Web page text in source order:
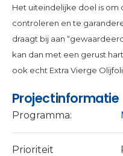
Het uiteindelijke doel is om
controleren en te
draagt bij aan
kan dan met een gerust
ook echt Extra Vierge
Projectinformatie
Programma:
Prioriteit